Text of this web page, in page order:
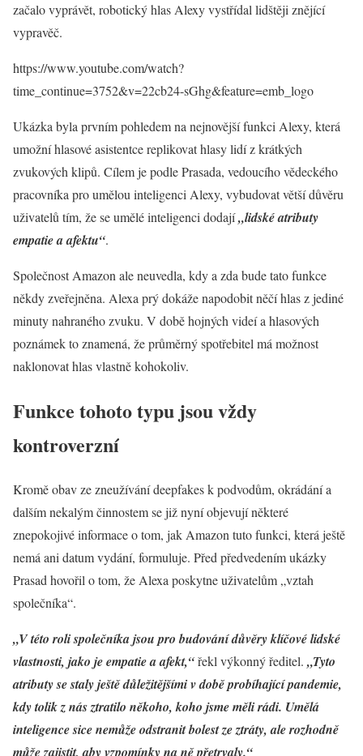
začalo vyprávět, robotický hlas Alexy vystřídal lidštěji znějící
vypravěč.
https://www.youtube.com/watch?
time_continue=3752&v=22cb24-sGhg&feature=emb_logo
Ukázka byla prvním pohledem na nejnovější funkci Alexy, která
umožní hlasové asistentce replikovat hlasy lidí z krátkých
zvukových klipů. Cílem je podle Prasada, vedoucího vědeckého
pracovníka pro umělou inteligenci Alexy, vybudovat větší důvěru
uživatelů tím, že se umělé inteligenci dodají„lidské atributy
empatie a afektu“.
Společnost Amazon ale neuvedla, kdy a zda bude tato funkce
někdy zveřejněna. Alexa prý dokáže napodobit něčí hlas z jediné
minuty nahraného zvuku. V době hojných videí a hlasových
poznámek to znamená, že průměrný spotřebitel má možnost
naklonovat hlas vlastně kohokoliv.
Funkce tohoto typu jsou vždy
kontroverzní
Kromě obav ze zneužívání deepfakes k podvodům, okrádání a
dalším nekalým činnostem se již nyní objevují některé
znepokojivé informace o tom, jak Amazon tuto funkci, která ještě
nemá ani datum vydání, formuluje. Před předvedením ukázky
Prasad hovořil o tom, že Alexa poskytne uživatelům „vztah
společníka“.
„V této roli společníka jsou pro budování důvěry klíčové lidské
vlastnosti, jako je empatie a afekt,“řekl výkonný ředitel. „Tyto
atributy se staly ještě důležitějšími v době probíhající pandemie,
kdy tolik z nás ztratilo někoho, koho jsme měli rádi. Umělá
inteligence sice nemůže odstranit bolest ze ztráty, ale rozhodně
může zajistit, aby vzpomínky na ně přetrvaly.“